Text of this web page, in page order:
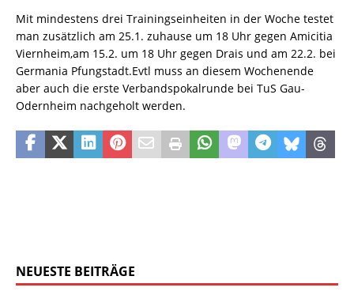
Mit mindestens drei Trainingseinheiten in der Woche testet
man zusätzlich am 25.1. zuhause um 18 Uhr gegen Amicitia
Viernheim,am 15.2. um 18 Uhr gegen Drais und am 22.2. bei
Germania Pfungstadt.Evtl muss an diesem Wochenende
aber auch die erste Verbandspokalrunde bei TuS Gau-
Odernheim nachgeholt werden.
NEUESTE BEITRÄGE